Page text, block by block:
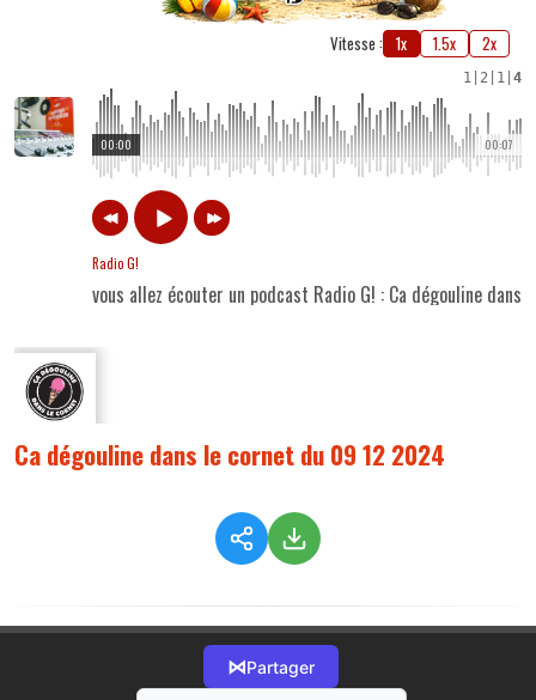
Vitesse : 1x 1.5x 2x
1 2 1 4
00:07
00:00
Radio G!
vous allez écouter un podcast Radio G! : Ca dégouline
Ca dégouline dans le cornet du 09 12 2024
⋈Partager